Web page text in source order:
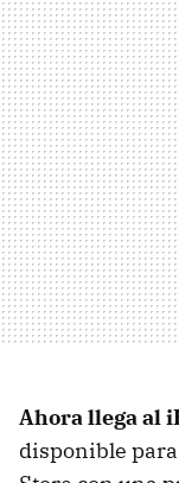
Ahora llega al
disponible